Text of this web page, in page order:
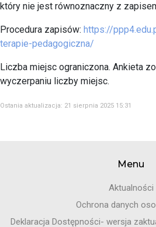
który nie jest równoznaczny z
Procedura zapisów: https://
terapie-pedagogiczna/
Liczba miejsc ograniczona. Ankieta
wyczerpaniu liczby miejsc.
Ostania aktualizacja: 21 sierpnia 2025 15:31
Menu
Aktualności
Ochrona danych
Deklaracja Dostępności- wersja